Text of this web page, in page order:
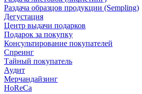
Раздача образцов продукции (Sempling)
Дегустация
Центр выдачи подарков
Подарок за покупку
Консультирование покупателей
Спреинг
Тайный покупатель
Аудит
Мерчандайзинг
HoReCa